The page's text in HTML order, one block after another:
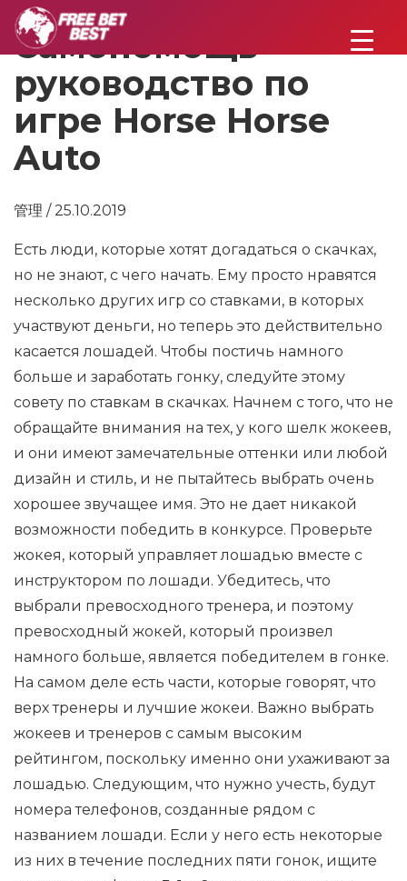
Самопомощь
руководство по
игре Horse Horse
Auto
管理 / 25.10.2019
Есть люди, которые хотят догадаться о скачках,
но не знают, с чего начать. Ему просто нравятся
несколько других игр со ставками, в которых
участвуют деньги, но теперь это действительно
касается лошадей. Чтобы постичь намного
больше и заработать гонку, следуйте этому
совету по ставкам в скачках. Начнем с того, что не
обращайте внимания на тех, у кого шелк жокеев,
и они имеют замечательные оттенки или любой
дизайн и стиль, и не пытайтесь выбрать очень
хорошее звучащее имя. Это не дает никакой
возможности победить в конкурсе. Проверьте
жокея, который управляет лошадью вместе с
инструктором по лошади. Убедитесь, что
выбрали превосходного тренера, и поэтому
превосходный жокей, который произвел
намного больше, является победителем в гонке.
На самом деле есть части, которые говорят, что
верх тренеры и лучшие жокеи. Важно выбрать
жокеев и тренеров с самым высоким
рейтингом, поскольку именно они ухаживают за
лошадью. Следующим, что нужно учесть, будут
номера телефонов, созданные рядом с
названием лошади. Если у него есть некоторые
из них в течение последних пяти гонок, ищите